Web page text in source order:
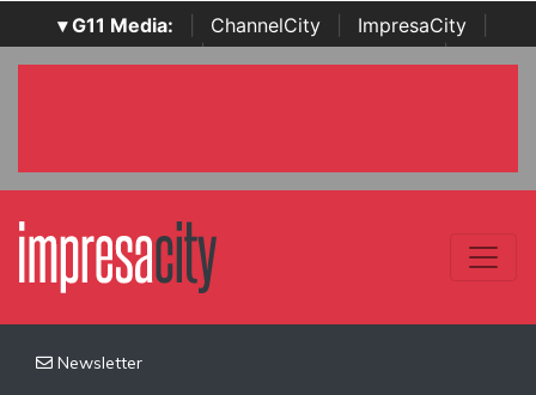
▾ G11 Media: ChannelCity ImpresaCity
SecurityOpenLab | Italian Channel Awards | Italian
Newsletter